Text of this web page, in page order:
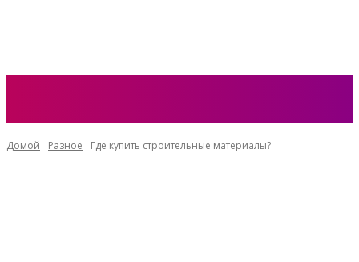
Домой Разное Где купить строительные материалы?